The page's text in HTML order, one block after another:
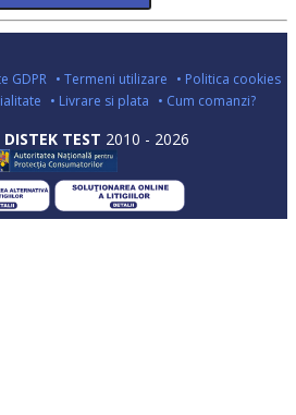
GDPR • Termeni utilizare • Politica cookies
• Livrare si plata • Cum comanzi?
DISTEK TEST 2010 - 2026